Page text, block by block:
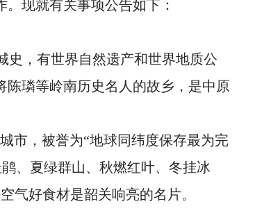
现就有关事项公告如下：
史，有世界自然遗产和世界地质公
陈璘等岭南历史名人的故乡，是中原
市，被誉为“地球同纬度保存最为完
、夏绿群山、秋燃红叶、冬挂冰
气好食材是韶关响亮的名片。